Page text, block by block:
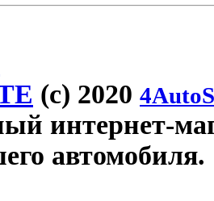
(c) 2020
интернет-
автомобиля.